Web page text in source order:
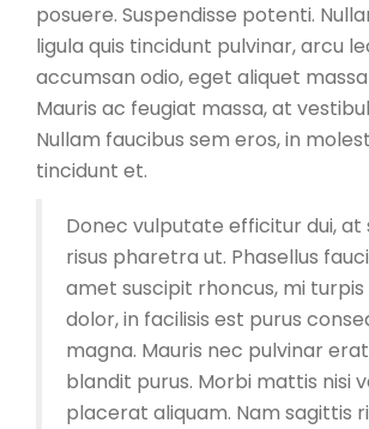
posuere. Suspendisse potenti.
ligula quis tincidunt pulvinar, arcu
accumsan odio, eget aliquet
Mauris ac feugiat massa, at
Nullam faucibus sem eros, in
tincidunt et.
Donec vulputate efficitur dui, at
risus pharetra ut. Phasellus
amet suscipit rhoncus, mi
dolor, in facilisis est purus
magna. Mauris nec pulvinar
blandit purus. Morbi mattis nisi
placerat aliquam. Nam sagittis